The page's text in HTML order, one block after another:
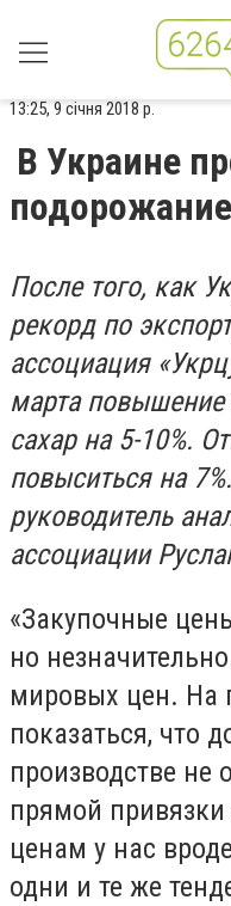
13:25, 9 січня 2018 р.
В Украине
После того, как
рекорд по
ассоциация
марта повышение
сахар на 5-10%.
повыситься на
руководитель
ассоциации
«Закупочные
но
мировых цен. На
показаться, что
производстве не
прямой
ценам у нас
одни и те же